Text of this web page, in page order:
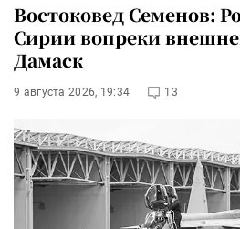
Востоковед Семенов:
Сирии вопреки
Дамаск
9 августа 2026, 19:34 13